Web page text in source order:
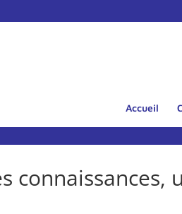
Accueil
connaissances,